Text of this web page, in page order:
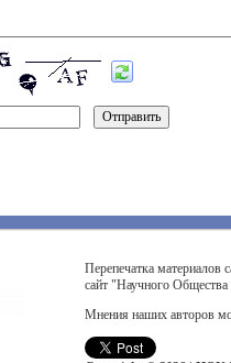
Перепечатка материалов
сайт "Научного
Мнения наших авторов